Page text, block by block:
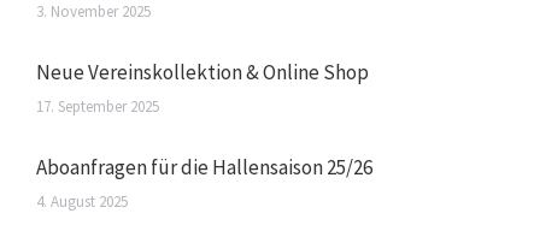
3. November 2025
Neue Vereinskollektion & Online Shop
17. September 2025
Aboanfragen für die Hallensaison 25/26
4. August 2025